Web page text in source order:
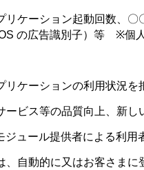
リケーション起動回数、〇
の広告識別子）等 ※個
リケーションの利用状況を
ービス等の品質向上、新
ジュール提供者による利用
、自動的に又はお客さまに